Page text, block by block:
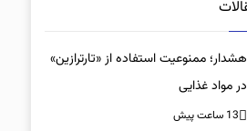
هشدار؛ ممنوعیت استفاده از «تارترازین»
در مواد غذایی
13 ساعت پیش